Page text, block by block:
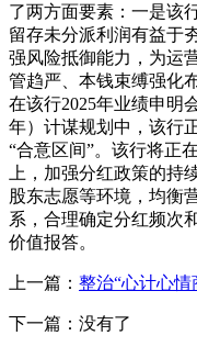
了两方面要素：一是该
留存未分派利润有益于
强风险抵御能力，为运
管趋严、本钱束缚强化
在该行2025年业绩申明
年）计谋规划中，该行
“合意区间”。该行将正
上，加强分红政策的持
股东志愿等环境，均衡
系，合理确定分红频次
价值报答。
上一篇： 整治“心计心情
下一篇：没有了